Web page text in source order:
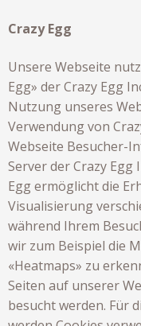
Crazy Egg
Unsere Webseite
Egg» der Crazy Egg
Nutzung unseres
Verwendung von
Webseite Besucher-
Server der Crazy Egg
Egg ermöglicht die
Visualisierung
während Ihrem
wir zum Beispiel die
«Heatmaps» zu
Seiten auf unserer
besucht werden. Für